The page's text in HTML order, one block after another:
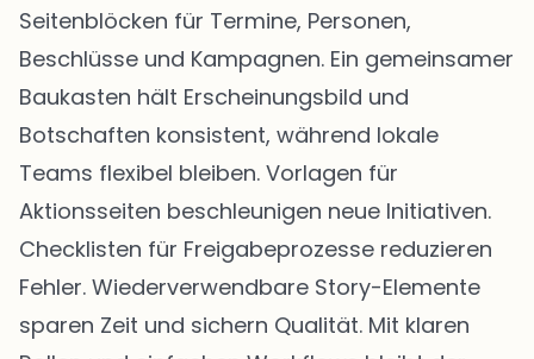
Seitenblöcken für Termine, Personen,
Beschlüsse und Kampagnen. Ein gemeinsamer
Baukasten hält Erscheinungsbild und
Botschaften konsistent, während lokale
Teams flexibel bleiben. Vorlagen für
Aktionsseiten beschleunigen neue Initiativen.
Checklisten für Freigabeprozesse reduzieren
Fehler. Wiederverwendbare Story-Elemente
sparen Zeit und sichern Qualität. Mit klaren